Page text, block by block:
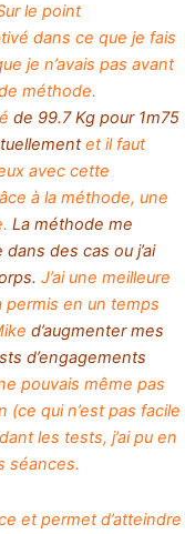
le point
dans ce que je fais
je n’avais pas avant
méthode.
de 99.7 Kg pour 1m75
et il faut
avec cette
à la méthode, une
La méthode me
dans des cas ou j’ai
J’ai une meilleure
permis en un temps
d’augmenter mes
d’engagements
pouvais même pas
(ce qui n’est pas facile
les tests, j’ai pu en
séances.
et permet d’atteindre